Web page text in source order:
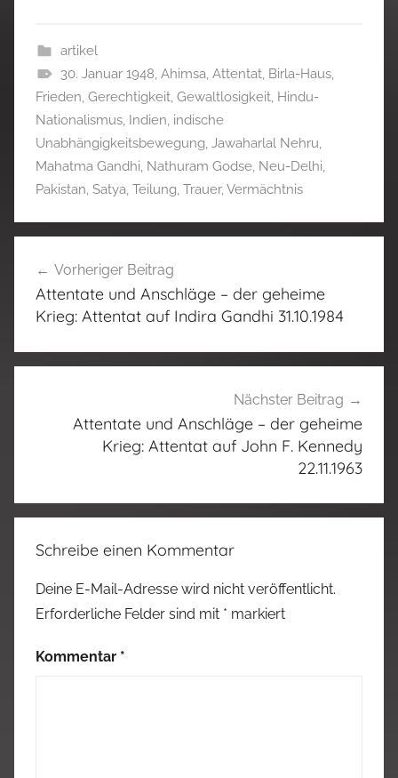
artikel
30. Januar 1948, Ahimsa, Attentat, Birla-Haus,
Frieden, Gerechtigkeit, Gewaltlosigkeit, Hindu-
Nationalismus, Indien, indische
Unabhängigkeitsbewegung, Jawaharlal Nehru,
Mahatma Gandhi, Nathuram Godse, Neu-Delhi,
Pakistan, Satya, Teilung, Trauer,Vermächtnis
Vorheriger Beitrag
Attentate und Anschläge – der geheime
Krieg: Attentat auf Indira Gandhi 31.10.1984
Nächster Beitrag
Attentate und Anschläge – der geheime
Krieg: Attentat auf John F. Kennedy
22.11.1963
Schreibe einen Kommentar
Deine E-Mail-Adresse wird nicht veröffentlicht.
Erforderliche Felder sind mit * markiert
Kommentar *